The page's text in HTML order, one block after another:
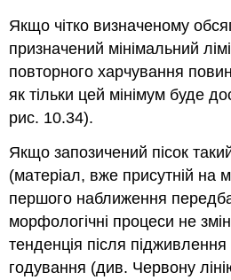
Якщо чітко визначеному
призначений мінімальний
повторного харчування
як тільки цей мінімум буде
рис. 10.34).
Якщо запозичений пісок
(матеріал, вже присутній на
першого наближення
морфологічні процеси не
тенденція після
годування (див. Червону